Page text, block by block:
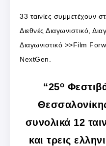
33 ταινίες συμμετέχουν
Διεθνές Διαγωνιστικό,
Διαγωνιστικό >>Film
NextGen.
“25ο
συνολικά 12
και τρεις